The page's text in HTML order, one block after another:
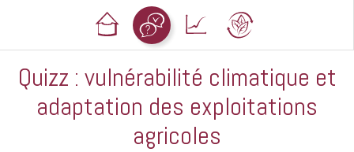
Quizz : vulnérabilité climatique et
adaptation des exploitations
agricoles